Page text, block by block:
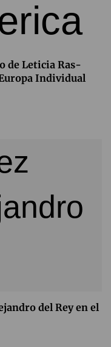
de Leticia Ras-
Individual
del Rey en el